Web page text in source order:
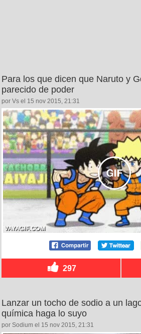
Para los que dicen que Naruto y
parecido de poder
por Vs el 15 nov 2015, 21:31
297
Lanzar un tocho de sodio a un
química haga lo suyo
por Sodium el 15 nov 2015, 21:31